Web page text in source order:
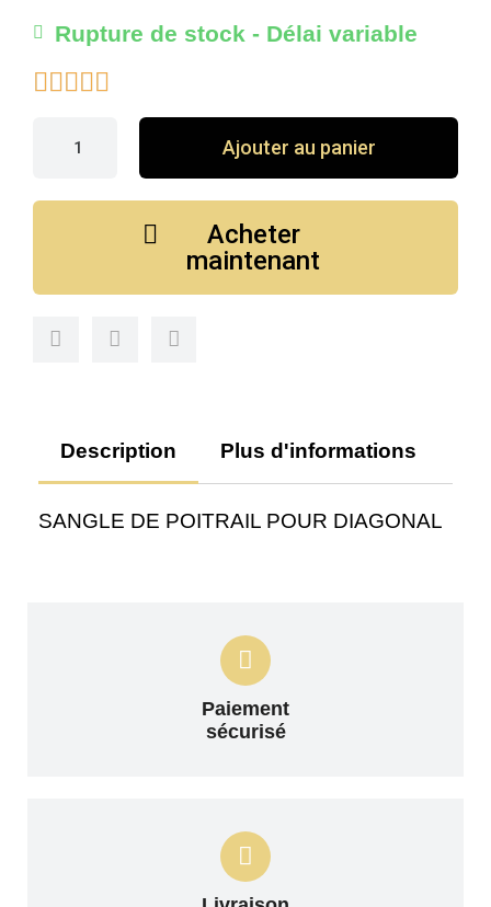
Rupture de stock - Délai variable

Ajouter au panier
Acheter
maintenant
Description Plus d'informations
SANGLE DE POITRAIL POUR DIAGONAL
Paiement
sécurisé